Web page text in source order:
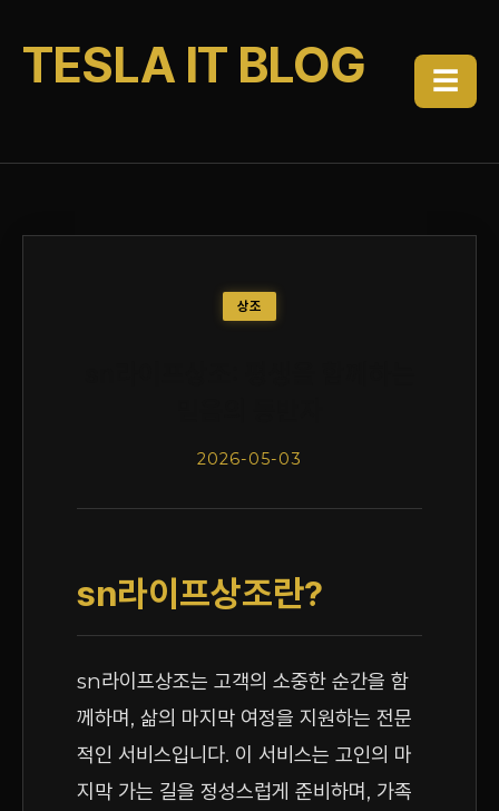
TESLA IT BLOG ☰
상조
2026-05-03
sn라이프상조란?
sn라이프상조는 고객의 소중한 순간을 함
께하며, 삶의 마지막 여정을 지원하는 전문
적인 서비스입니다. 이 서비스는 고인의 마
지막 가는 길을 정성스럽게 준비하며, 가족